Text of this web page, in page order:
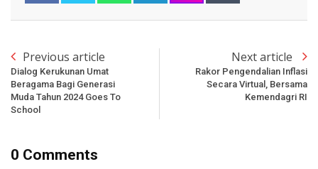
Previous article
Dialog Kerukunan Umat
Beragama Bagi Generasi
Muda Tahun 2024 Goes To
School
Next article
Rakor Pengendalian Inflasi
Secara Virtual, Bersama
Kemendagri RI
0 Comments